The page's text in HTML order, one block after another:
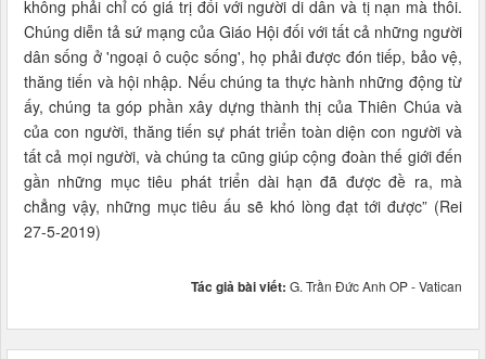
không phải chỉ có giá trị đối với người di dân và tị nạn mà thôi.
Chúng diễn tả sứ mạng của Giáo Hội đối với tất cả những người
dân sống ở 'ngoại ô cuộc sống', họ phải được đón tiếp, bảo vệ,
thăng tiến và hội nhập. Nếu chúng ta thực hành những động từ
ấy, chúng ta góp phần xây dựng thành thị của Thiên Chúa và
của con người, thăng tiến sự phát triển toàn diện con người và
tất cả mọi người, và chúng ta cũng giúp cộng đoàn thế giới đến
gần những mục tiêu phát triển dài hạn đã được đề ra, mà
chẳng vậy, những mục tiêu ấu sẽ khó lòng đạt tới được” (Rei
27-5-2019)
Tác giả bài viết: G. Trần Đức Anh OP - Vatican